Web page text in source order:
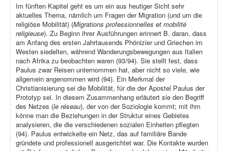
Im fünften Kapitel geht es um ein aus heutiger Sicht sehr
aktuelles Thema, nämlich um Fragen der Migration (und um die
religiöse Mobilität) (Migrations professionnelles et mobilité
religieuse). Zu Beginn ihrer Ausführungen erinnert B. daran, dass
am Anfang des ersten Jahrtausends Phönizier und Griechen im
Westen siedelten, während Wanderungsbewegungen aus Italien
nach Afrika zu beobachten waren (93/94). Sie stellt fest, dass
Paulus zwar Reisen unternommen hat, aber nicht so viele, wie
allgemein angenommen wird (94). Ein Merkmal der
Christianisierung sei die Mobilität, für die der Apostel Paulus der
Prototyp sei. In diesem Zusammenhang erläutert sie den Begriff
des Netzes (le réseau), der von der Soziologie kommt; mit ihm
könne man die Beziehungen in der Struktur eines Gebietes
analysieren, die die verschiedenen sozialen Einheiten pflegten
(94). Paulus entwickelte ein Netz, das auf familiäre Bande
gründete und professionell ausgerichtet war. Die Kontakte wurden